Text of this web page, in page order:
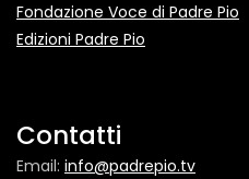
Fondazione Voce di Padre Pio
Edizioni Padre Pio
Contatti
Email: info@padrepio.tv